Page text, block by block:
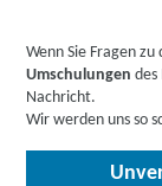
Arbeitssuchende
Wenn Sie Fragen
Umschulungen des
Nachricht.
Wir werden uns so